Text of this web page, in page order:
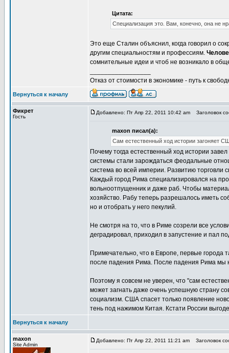
Цитата:
Специализация это. Вам, конечно, она не
Это еще Сталин объяснил, когда говорил о
другим специальностям и профессиям.
сомнительные идеи и чтоб не возникало в
Отказ от стоимости в экономике - путь к
Вернуться к началу
Фикрет
Гость
Добавлено: Пт Апр 22, 2011 10:42 am Заголовок
maxon писал(а):
Сам естественный ход истории загоняет
Почему тогда естественный ход истории
системы стали зарождаться феодальные
система во всей империи. Развитию торговли
Каждый город Рима специализировался на
вольноотпущенник и даже раб. Чтобы
хозяйство. Рабу теперь разрешалось иметь
но и отобрать у него пекулий.
Не смотря на то, что в Риме созрели все
деградировал, приходил в запустение и пал
Примечательно, что в Европе, первые города
после падения Рима. После падения Рима мы
Поэтому я совсем не уверен, что "сам
может загнать даже очень успешную страну
социализм. США спасет только появление
тень под нажимом Китая. Кстати России
Вернуться к началу
maxon
Site Admin
Добавлено: Пт Апр 22, 2011 11:21 am Заголовок